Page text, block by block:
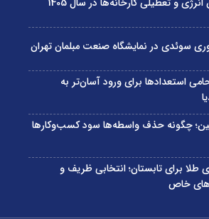
سوئدی در نمایشگاه صنعت مبلمان تهران
حامی استعدادها برای ورود آسان‌تر به
چگونه حذف واسطه‌ها سود کسب‌وکارها
طلا برای تابستان؛ انتخابی ظریف و
خاص